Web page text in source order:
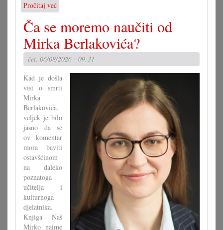
Pročitaj već
Karikatura
7.8.2026.
Ča se moremo naučiti od
Mirka Berlakovića?
čet, 06/08/2026 - 09:31
Kad je došla
vist o smrti
Mirka
Berlakovića,
veljek je bilo
jasno da se
ov komentar
mora baviti
ostavšćinom
na daleko
poznatoga
učitelja i
kulturnoga
djelatnika.
Knjiga Naš
Mirko naime